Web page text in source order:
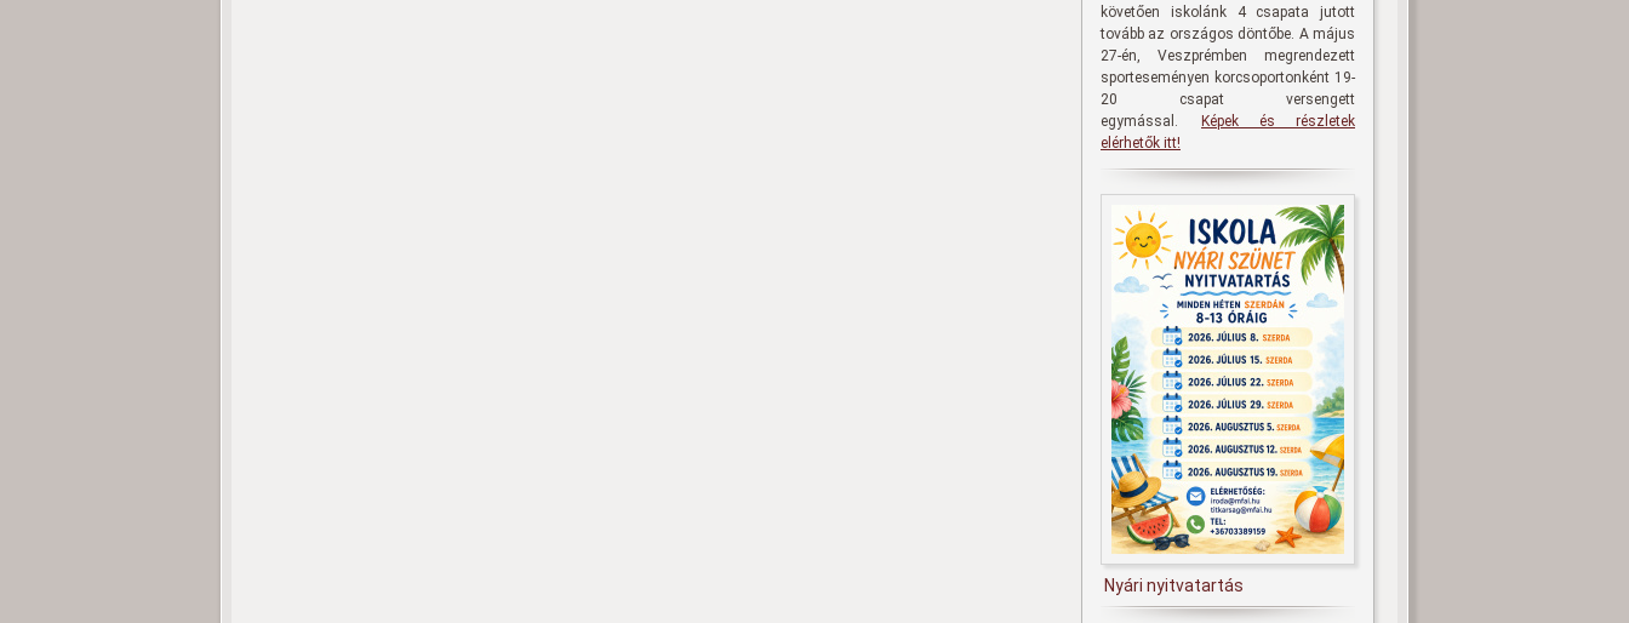
követően iskolánk 4 csapata jutott
tovább az országos döntőbe. A május
27-én, Veszprémben megrendezett
sporteseményen korcsoportonként 19-
20 csapat versengett
egymással.
Képek és részletek
elérhetők itt!
Nyári nyitvatartás